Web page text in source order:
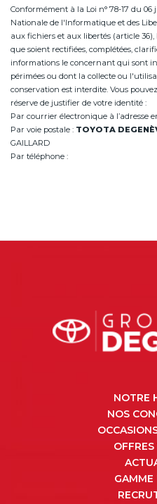
Conformément à la Loi n° 78-17 du 06
Nationale de l'Informatique et des
aux fichiers et aux libertés (article
que soient rectifiées, complétées,
informations le concernant qui sont
périmées ou dont la collecte ou
conservation est interdite. Vous
réserve de justifier de votre identité :
Par courrier électronique à l’adresse
Par voie postale : TOYOTA
GAILLARD
Par téléphone :
NOTRE
NOS